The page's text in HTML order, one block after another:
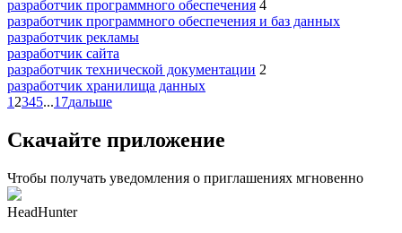
разработчик программного обеспечения 4
разработчик программного обеспечения и баз данных
разработчик рекламы
разработчик сайта
разработчик технической документации 2
разработчик хранилища данных
1 2345...17дальше
Скачайте приложение
Чтобы получать уведомления о приглашениях мгновенно
HeadHunter